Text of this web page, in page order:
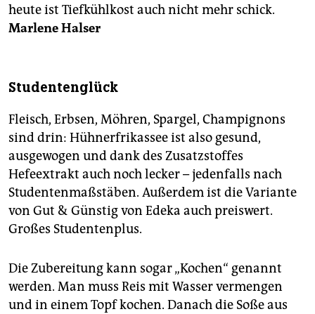
heute ist Tiefkühlkost auch nicht mehr schick.
Marlene Halser
Studentenglück
Fleisch, Erbsen, Möhren, Spargel, Champignons
sind drin: Hühnerfrikassee ist also gesund,
ausgewogen und dank des Zusatzstoffes
Hefeextrakt auch noch lecker – jedenfalls nach
Studentenmaßstäben. Außerdem ist die Variante
von Gut & Günstig von Edeka auch preiswert.
Großes Studentenplus.
Die Zubereitung kann sogar „Kochen“ genannt
werden. Man muss Reis mit Wasser vermengen
und in einem Topf kochen. Danach die Soße aus